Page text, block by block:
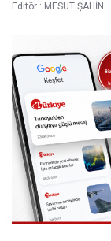
Editör : MESUT ŞAHİN